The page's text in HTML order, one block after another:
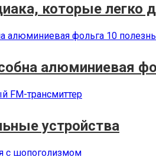
которые
алюминиевая
устройства